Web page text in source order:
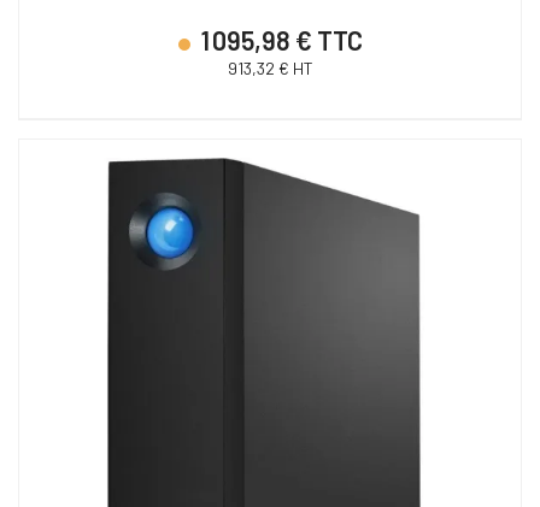
1 095,98 € TTC
913,32 € HT